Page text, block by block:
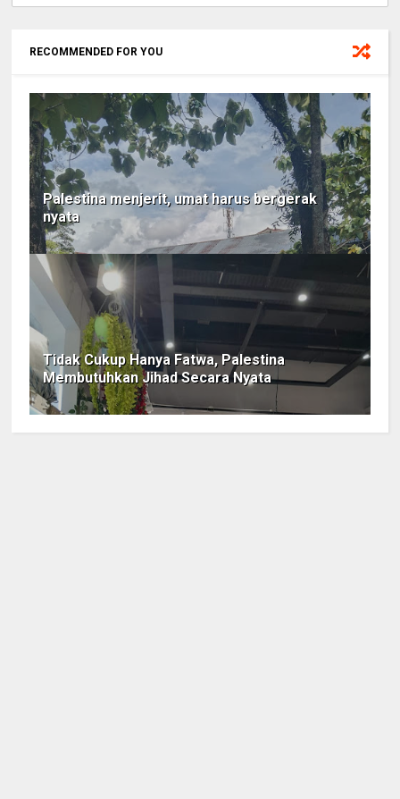
RECOMMENDED FOR YOU
Palestina menjerit, umat harus bergerak
nyata
Tidak Cukup Hanya Fatwa, Palestina
Membutuhkan Jihad Secara Nyata